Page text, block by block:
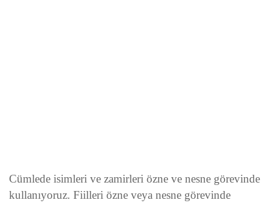
Cümlede isimleri ve zamirleri özne ve nesne görevinde
kullanıyoruz. Fiilleri özne veya nesne görevinde